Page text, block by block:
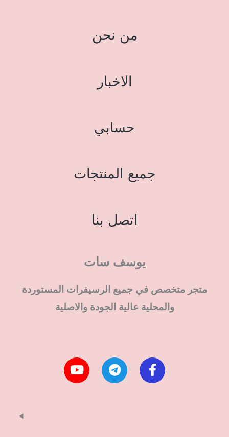
من نحن
الاخبار
حسابي
جميع المنتجات
اتصل بنا
يوسف سات
متجر متخصص في جميع الرسيفرات المستوردة
والمحلية عالية الجودة والاصلية